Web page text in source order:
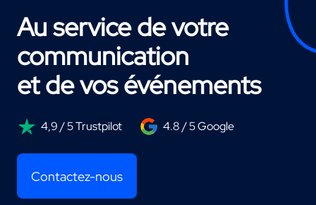
Au service de votre
communication
et de vos événements
4,9 / 5 Trustpilot 4.8 / 5 Google
Contactez-nous